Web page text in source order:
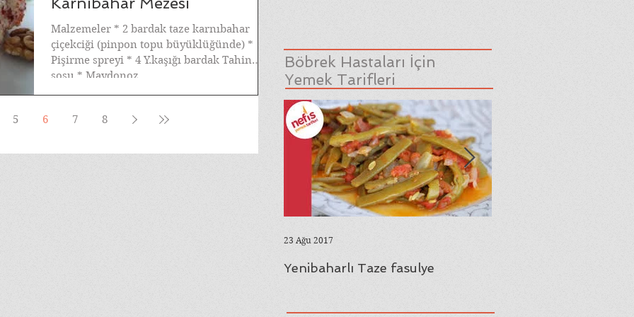
Böbrek Hastaları İçin
Yemek Tarifleri
Yenibaharlı Taze fasulye
23 Ağu 2017
Malzemeler * 2 bardak taze karnıbahar
çiçekciği (pinpon topu büyüklüğünde) *
Pişirme spreyi * 4 Y.kaşığı bardak Tahin
sosu * Maydonoz...
5 6 7 8